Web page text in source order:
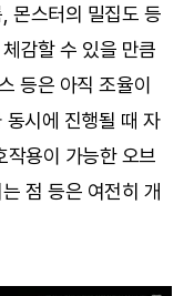
몬스터의 밀집도 등
감할 수 있을 만큼
등은 아직 조율이
동시에 진행될 때 자
작용이 가능한 오브
점 등은 여전히 개